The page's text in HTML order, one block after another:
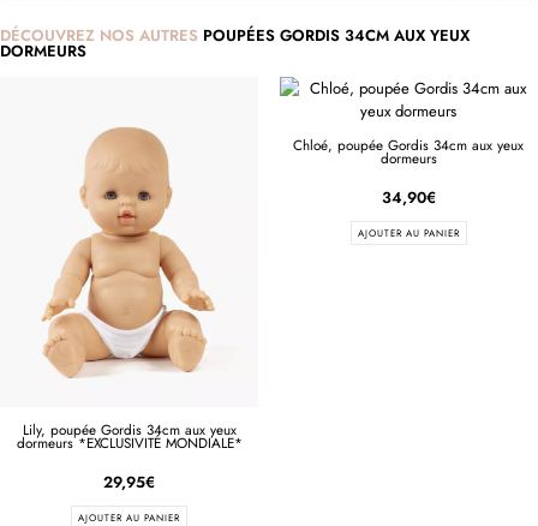
DÉCOUVREZ NOS AUTRES POUPÉES GORDIS 34CM AUX YEUX
DORMEURS
Lily, poupée Gordis 34cm aux yeux
dormeurs *EXCLUSIVITÉ MONDIALE*
29,95€
AJOUTER AU PANIER
Chloé, poupée Gordis 34cm aux yeux
dormeurs
34,90€
AJOUTER AU PANIER